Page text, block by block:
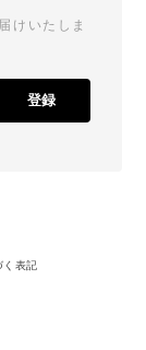
けいたしま
登録
く表記